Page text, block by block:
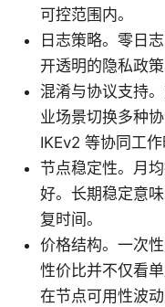
可控范围内。
日志策略。零日
开透明的隐私政
混淆与协议支持
业场景切换多种
IKEv2 等协同工作
节点稳定性。月
好。长期稳定意
复时间。
价格结构。一次
性价比并不仅看
在节点可用性波动